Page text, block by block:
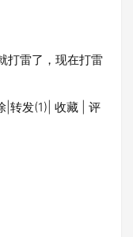
雷了，现在打雷
发(1)| 收藏 | 评